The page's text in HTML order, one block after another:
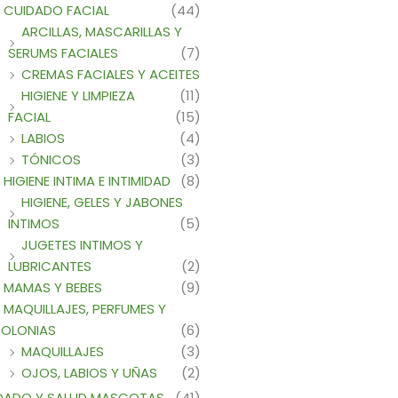
CUIDADO FACIAL
(44)
ARCILLAS, MASCARILLAS Y
SERUMS FACIALES
(7)
CREMAS FACIALES Y ACEITES
(11)
HIGIENE Y LIMPIEZA
FACIAL
(15)
LABIOS
(4)
TÓNICOS
(3)
HIGIENE INTIMA E INTIMIDAD
(8)
HIGIENE, GELES Y JABONES
INTIMOS
(5)
JUGETES INTIMOS Y
LUBRICANTES
(2)
MAMAS Y BEBES
(9)
MAQUILLAJES, PERFUMES Y
(6)
MAQUILLAJES
(3)
OJOS, LABIOS Y UÑAS
(2)